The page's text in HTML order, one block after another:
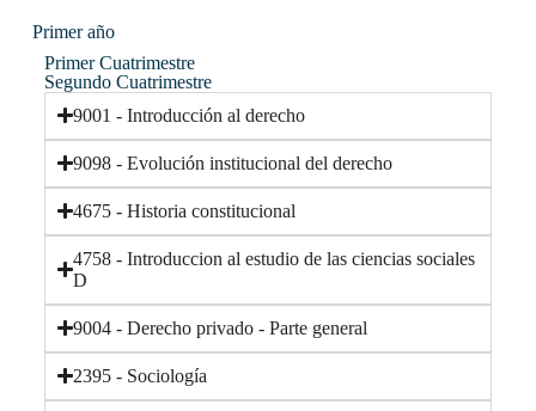
Primer año
Primer Cuatrimestre
Segundo Cuatrimestre
9001 - Introducción al derecho
9098 - Evolución institucional del derecho
4675 - Historia constitucional
4758 - Introduccion al estudio de las ciencias sociales
D
9004 - Derecho privado - Parte general
2395 - Sociología